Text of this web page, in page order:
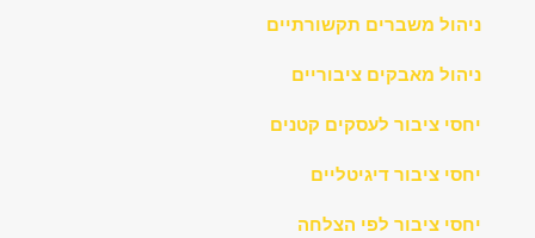
ניהול משברים תקשורתיים
ניהול מאבקים ציבוריים
יחסי ציבור לעסקים קטנים
יחסי ציבור דיגיטליים
יחסי ציבור לפי הצלחה